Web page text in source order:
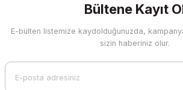
Görüş ve önerileriniz için teşekkür ederiz.
Ürün resmi kalitesiz, bozuk veya
Bültene Kayıt
E-bülten listemize kaydolduğunuzda,
sizin haberiniz olur.